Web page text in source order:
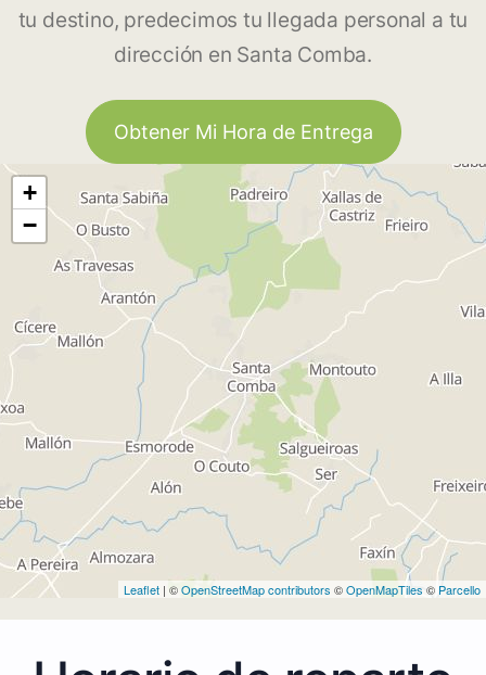
tu destino, predecimos tu llegada personal a tu
dirección en Santa Comba.
Obtener Mi Hora de Entrega
+
−
Leaflet | ©OpenStreetMap contributors ©OpenMapTiles © Parcello